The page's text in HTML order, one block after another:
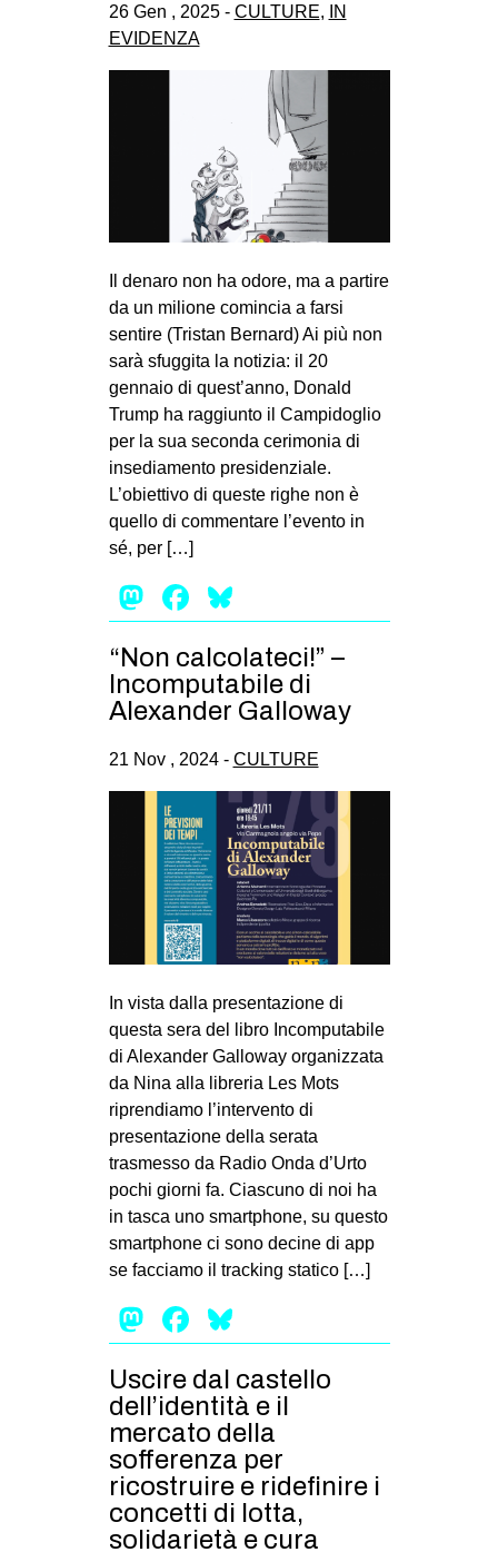
26 Gen , 2025 - CULTURE,
IN
EVIDENZA
Il denaro non ha odore, ma a partire
da un milione comincia a farsi
sentire (Tristan Bernard) Ai più non
sarà sfuggita la notizia: il 20
gennaio di quest’anno, Donald
Trump ha raggiunto il Campidoglio
per la sua seconda cerimonia di
insediamento presidenziale.
L’obiettivo di queste righe non è
quello di commentare l’evento in
sé, per […]
Mastodon
Facebook
“Non calcolateci!” –
Incomputabile di
Alexander Galloway
21 Nov , 2024 - CULTURE
In vista dalla presentazione di
questa sera del libro Incomputabile
di Alexander Galloway organizzata
da Nina alla libreria Les Mots
riprendiamo l’intervento di
presentazione della serata
trasmesso da Radio Onda d’Urto
pochi giorni fa. Ciascuno di noi ha
in tasca uno smartphone, su questo
smartphone ci sono decine di app
se facciamo il tracking statico […]
Mastodon
Facebook
Uscire dal castello
dell’identità e il
mercato della
sofferenza per
ricostruire e ridefinire i
concetti di lotta,
solidarietà e cura